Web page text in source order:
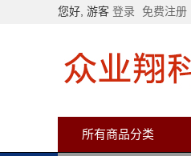
您好, 游客 登录 免费注册
所有商品分类